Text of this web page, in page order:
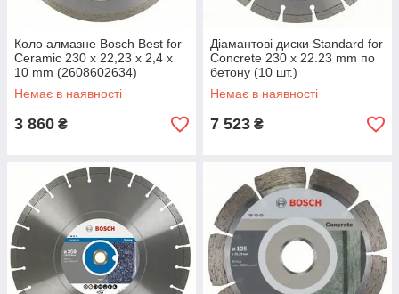
Коло алмазне Bosch Best for
Ceramic 230 x 22,23 x 2,4 x
10 mm (2608602634)
Немає в наявності
3 860 ₴
Діамантові диски Standard for
Concrete 230 х 22.23 mm по
бетону (10 шт.)
Немає в наявності
7 523 ₴